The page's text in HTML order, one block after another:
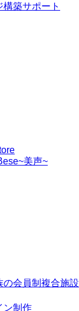
築サポート
美声~
の会員制複合施設
ン制作